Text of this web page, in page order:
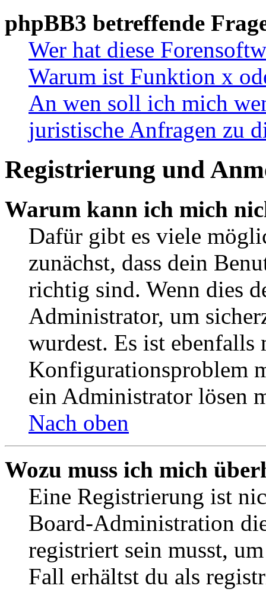
phpBB3 betreffende
Wer hat diese
Warum ist Funktion x
An wen soll ich mich
juristische Anfragen zu
Registrierung und
Warum kann ich mich
Dafür gibt es viele
zunächst, dass dein
richtig sind. Wenn dies
Administrator, um
wurdest. Es ist ebenfalls
Konfigurationsproblem
ein Administrator lösen
Nach oben
Wozu muss ich mich
Eine Registrierung ist
Board-Administration
registriert sein musst,
Fall erhältst du als